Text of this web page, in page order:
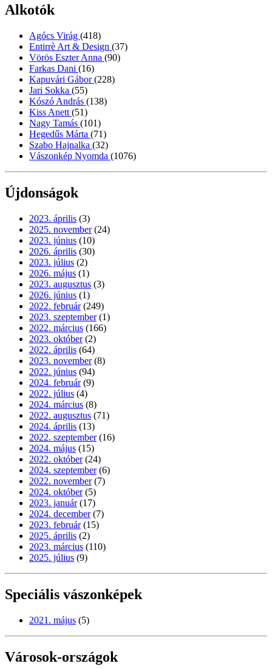
Alkotók
Agócs Virág (418)
Entirrè Art & Design (37)
Vörös Eszter Anna (90)
Farkas Dani (16)
Kapuvári Gábor(228)
Jari Sokka (55)
Kószó András (138)
Kiss Anett (51)
Nagy Tamás (101)
Hegedűs Márta (71)
Szabo Hajnalka (32)
Vászonkép Nyomda (1076)
Újdonságok
2023. április (3)
2025. november (24)
2023. június (10)
2026. április (30)
2023. július (2)
2026. május (1)
2023. augusztus (3)
2026. június (1)
2022. február (249)
2023. szeptember (1)
2022. március (166)
2023. október (2)
2022. április (64)
2023. november (8)
2022. június (94)
2024. február (9)
2022. július (4)
2024. március (8)
2022. augusztus (71)
2024. április (13)
2022. szeptember (16)
2024. május (15)
2022. október (24)
2024. szeptember (6)
2022. november (7)
2024. október (5)
2023. január (17)
2024. december (7)
2023. február (15)
2025. április (2)
2023. március (110)
2025. július (9)
Speciális vászonképek
2021. május (5)
Városok-országok